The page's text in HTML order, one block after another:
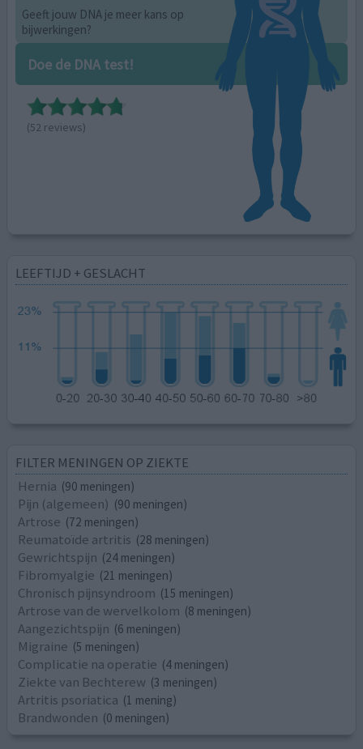
Geeft jouw DNA je meer kans op
bijwerkingen?
Doe de DNA test!
(52 reviews)
LEEFTIJD + GESLACHT
FILTER MENINGEN OP ZIEKTE
Hernia (90 meningen)
Pijn (algemeen) (90 meningen)
Artrose (72 meningen)
Reumatoïde artritis (28 meningen)
Gewrichtspijn (24 meningen)
Fibromyalgie (21 meningen)
Chronisch pijnsyndroom (15 meningen)
Artrose van de wervelkolom (8 meningen)
Aangezichtspijn (6 meningen)
Migraine (5 meningen)
Complicatie na operatie (4 meningen)
Ziekte van Bechterew (3 meningen)
Artritis psoriatica (1 mening)
Brandwonden (0 meningen)